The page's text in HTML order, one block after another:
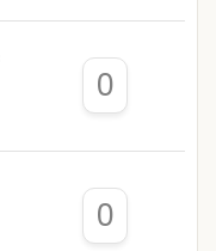
0
0